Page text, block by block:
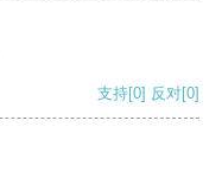
支持[0] 反对[0]